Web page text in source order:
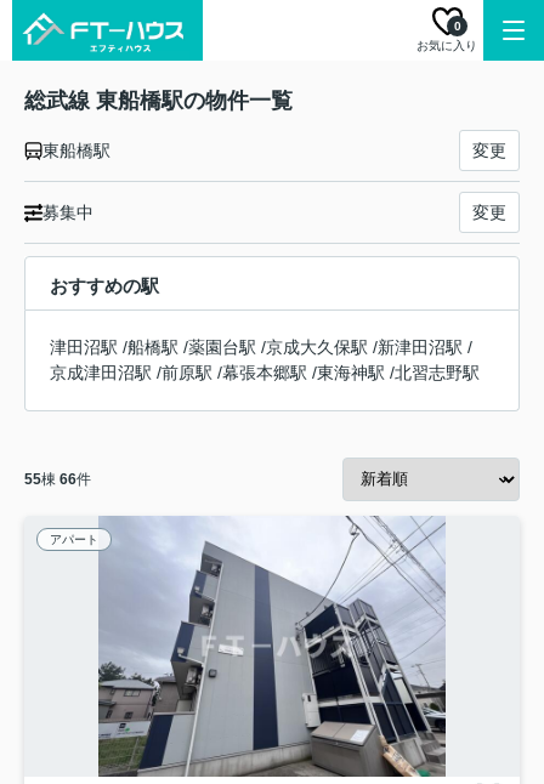
お気に入り
0
総武線 東船橋駅の物件一覧
東船橋駅 変更
募集中 変更
おすすめの駅
津田沼駅 /船橋駅 /薬園台駅 /京成大久保駅 /新津田沼駅 /
京成津田沼駅 /前原駅 /幕張本郷駅 /東海神駅 /北習志野駅
55棟 66件
アパート